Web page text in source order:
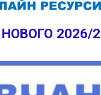
2026/